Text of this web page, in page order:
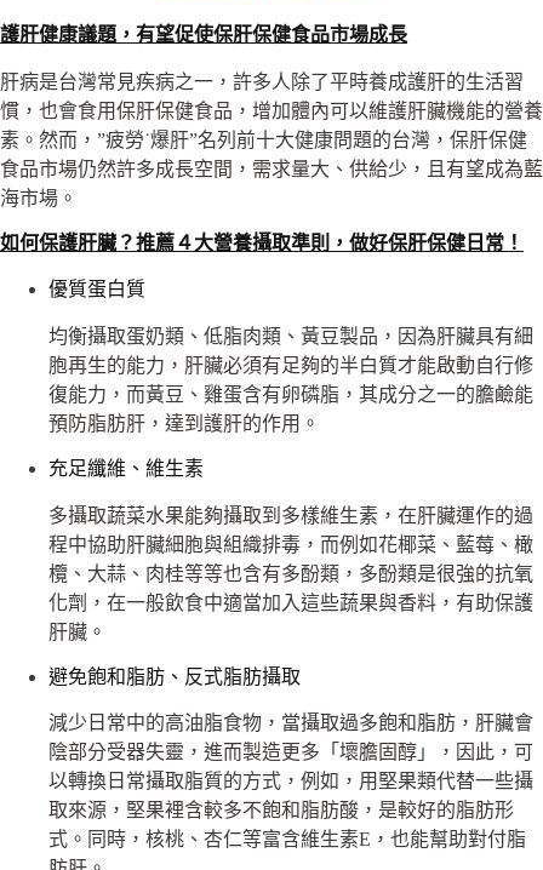
護肝健康議題，有望促使保肝保健食品市場成長
肝病是台灣常見疾病之一，許多人除了平時養成護肝的生活習
慣，也會食用保肝保健食品，增加體內可以維護肝臟機能的營養
素。然而，”疲勞˙爆肝”名列前十大健康問題的台灣，保肝保健
食品市場仍然許多成長空間，需求量大、供給少，且有望成為藍
海市場。
如何保護肝臟？推薦４大營養攝取準則，做好保肝保健日常！
優質蛋白質
均衡攝取蛋奶類、低脂肉類、黃豆製品，因為肝臟具有細
胞再生的能力，肝臟必須有足夠的半白質才能啟動自行修
復能力，而黃豆、雞蛋含有卵磷脂，其成分之一的膽鹼能
預防脂肪肝，達到護肝的作用。
充足纖維、維生素
多攝取蔬菜水果能夠攝取到多樣維生素，在肝臟運作的過
程中協助肝臟細胞與組織排毒，而例如花椰菜、藍莓、橄
欖、大蒜、肉桂等等也含有多酚類，多酚類是很強的抗氧
化劑，在一般飲食中適當加入這些蔬果與香料，有助保護
肝臟。
避免飽和脂肪、反式脂肪攝取
減少日常中的高油脂食物，當攝取過多飽和脂肪，肝臟會
陰部分受器失靈，進而製造更多「壞膽固醇」，因此，可
以轉換日常攝取脂質的方式，例如，用堅果類代替一些攝
取來源，堅果裡含較多不飽和脂肪酸，是較好的脂肪形
式。同時，核桃、杏仁等富含維生素E，也能幫助對付脂